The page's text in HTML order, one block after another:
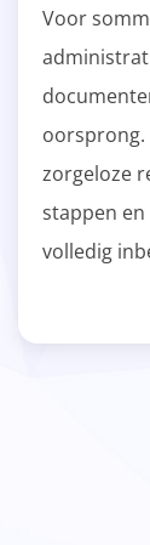
Voor
oorsprong.
zorgeloze
stappen en
volledig